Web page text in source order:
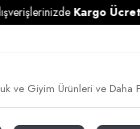
Kargo Ücretsiz